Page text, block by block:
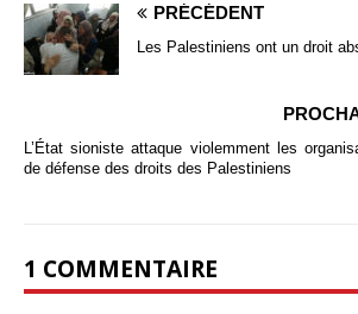
PRÉCÉDENT
Les Palestiniens ont un droit
L’État sioniste attaque violemment les
de défense des droits des Palestiniens
1 COMMENTAIRE